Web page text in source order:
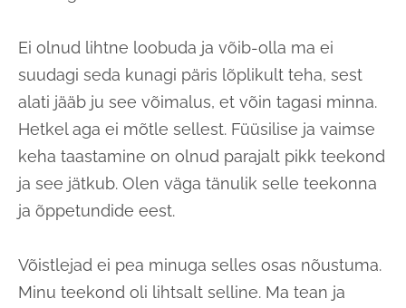
Ei olnud lihtne loobuda ja võib-olla ma ei
suudagi seda kunagi päris lõplikult teha, sest
alati jääb ju see võimalus, et võin tagasi minna.
Hetkel aga ei mõtle sellest. Füüsilise ja vaimse
keha taastamine on olnud parajalt pikk teekond
ja see jätkub. Olen väga tänulik selle teekonna
ja õppetundide eest.
Võistlejad ei pea minuga selles osas nõustuma.
Minu teekond oli lihtsalt selline. Ma tean ja